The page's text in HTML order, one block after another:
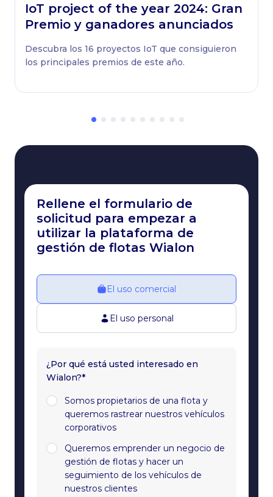
IoT project of the year 2024: Gran
Premio y ganadores anunciados
Descubra los 16 proyectos IoT que consiguieron
los principales premios de este año.
Rellene el formulario de
solicitud para empezar a
utilizar la plataforma de
gestión de flotas Wialon
El uso comercial
El uso personal
¿Por qué está usted interesado en
Wialon?*
Somos propietarios de una flota y
queremos rastrear nuestros vehículos
corporativos
Queremos emprender un negocio de
gestión de flotas y hacer un
seguimiento de los vehículos de
nuestros clientes